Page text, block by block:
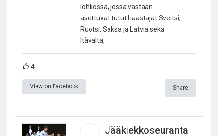
lohkossa, jossa vastaan
asettuvat tutut haastajat Sveitsi,
Ruotsi, Saksa ja Latvia sekä
Itävalta,
4
View on Facebook Share
Jääkiekkoseuranta